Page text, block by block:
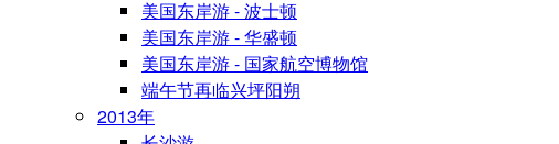
美国东岸游 - 波士顿
美国东岸游 - 华盛顿
美国东岸游 - 国家航空博物馆
端午节再临兴坪阳朔
2013年